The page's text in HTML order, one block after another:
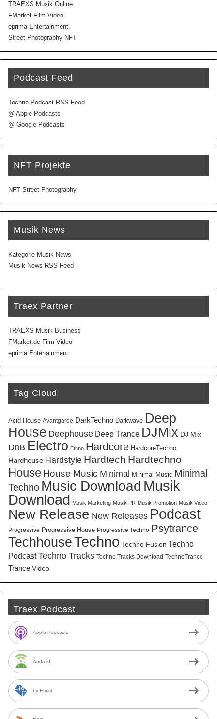
TRAEXS Musik Online
FMarket Film Video
eprima Entertainment
Street Photography NFT
Podcast Feed
Techno Podcast RSS Feed
@ Apple Podcasts
@ Google Podcasts
NFT Projekte
NFT Street Photography
Musik News
Kategorie Musik News
Musik News RSS Feed
Traex Partner
TRAEXS Musik Business
FMarket.de Film Video
eprima Entertainment
Tag Cloud
Acid House Avantgarde DarkTechno Darkwave Deep
House Deephouse Deep Trance DJMix DJ Mix
DnB Electro Ethno Hardcore HardcoreTechno
Hardhouse Hardstyle Hardtech Hardtechno
House House Music Minimal Minimal Music Minimal
Techno Music Download Musik
Download Musik Marketing Musik PR Musik Promotion Musik Video
New Release New Releases Podcast
Progressive Progressive House Progressive Techno Psytrance
TechhouseTechno Techno Fusion Techno
Podcast Techno Tracks Techno Tracks Download TechnoTrance
Trance Video
Traex Podcast
Apple Podcasts
Android
by Email